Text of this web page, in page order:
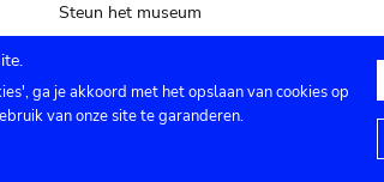
Steun het museum
Privacy instellingen
ga je akkoord met het opslaan van cookies op
van onze site te garanderen.